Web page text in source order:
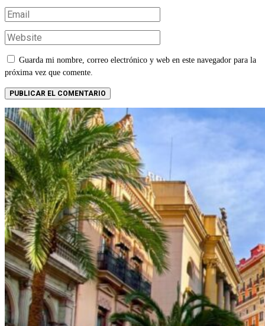
Guarda mi nombre, correo electrónico y web en este navegador para la
próxima vez que comente.